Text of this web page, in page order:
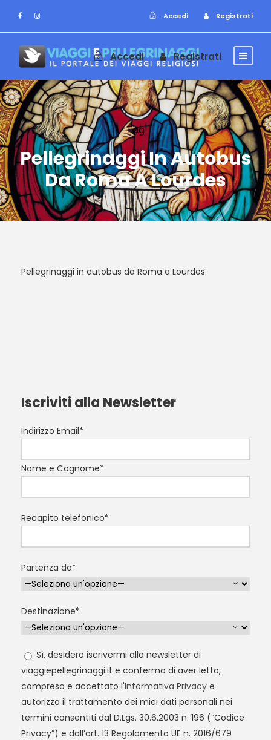
Accedi Registrati
Accedi Registrati
Tag
Pellegrinaggi In Autobus
Da Roma A Lourdes
Pellegrinaggi in autobus da Roma a Lourdes
Iscriviti alla Newsletter
Indirizzo Email*
Nome e Cognome*
Recapito telefonico*
Partenza da*
Destinazione*
Sì, desidero iscrivermi alla newsletter di
viaggiepellegrinaggi.it e confermo di aver letto,
compreso e accettato l'Informativa Privacy e
autorizzo il trattamento dei miei dati personali nei
termini consentiti dal D.Lgs. 30.6.2003 n. 196 (“Codice
Privacy”) e dall’art. 13 Regolamento UE n. 2016/679